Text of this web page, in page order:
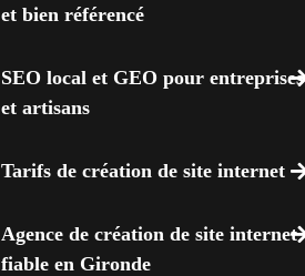
et bien référencé
SEO local et GEO pour entreprises
et artisans
Tarifs de création de site internet
Agence de création de site internet
fiable en Gironde